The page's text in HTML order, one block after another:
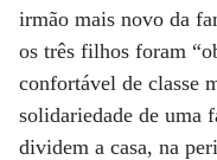
irmão mais novo da
os três filhos foram
confortável de classe
solidariedade de uma
dividem a casa, na